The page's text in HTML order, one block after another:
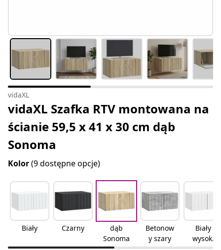
vidaXL
vidaXL Szafka RTV montowana na
ścianie 59,5 x 41 x 30 cm dąb
Sonoma
Kolor(9 dostępne opcje)
Biały Czarny
dąb
Sonoma
Betonow
y szary
Biały
wysoki